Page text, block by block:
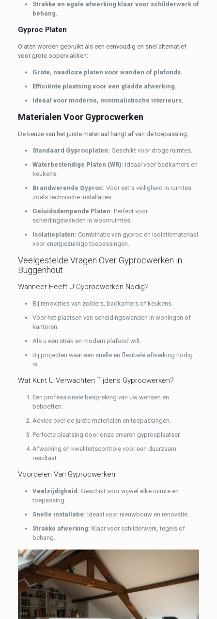
Strakke en egale afwerking klaar voor schilderwerk of
behang.
Gyproc Platen
Olaten worden gebruikt als een eenvoudig en snel alternatief
voor grote oppervlakken:
Grote, naadloze platen voor wanden of plafonds.
Efficiënte plaatsing voor een gladde afwerking.
Ideaal voor moderne, minimalistische interieurs.
Materialen Voor Gyprocwerken
De keuze van het juiste materiaal hangt af van de toepassing:
Standaard Gyprocplaten: Geschikt voor droge ruimtes.
Waterbestendige Platen (WR): Ideaal voor badkamers en
keukens.
Brandwerende Gyproc: Voor extra veiligheid in ruimtes
zoals technische installaties.
Geluidsdempende Platen: Perfect voor
scheidingswanden in woonruimtes.
Isolatieplaten: Combinatie van gyproc en isolatiemateriaal
voor energiezuinige toepassingen.
Veelgestelde Vragen Over Gyprocwerken in
Buggenhout
Wanneer Heeft U Gyprocwerken Nodig?
Bij renovaties van zolders, badkamers of keukens.
Voor het plaatsen van scheidingswanden in woningen of
kantoren.
Als u een strak en modern plafond wilt.
Bij projecten waar een snelle en flexibele afwerking nodig
is.
Wat Kunt U Verwachten Tijdens Gyprocwerken?
Een professionele bespreking van uw wensen en
behoeften.
Advies over de juiste materialen en toepassingen.
Perfecte plaatsing door onze ervaren gyprocplaatser.
Afwerking en kwaliteitscontrole voor een duurzaam
resultaat.
Voordelen Van Gyprocwerken
Veelzijdigheid: Geschikt voor vrijwel elke ruimte en
toepassing.
Snelle installatie: Ideaal voor nieuwbouw en renovatie.
Strakke afwerking: Klaar voor schilderwerk, tegels of
behang.